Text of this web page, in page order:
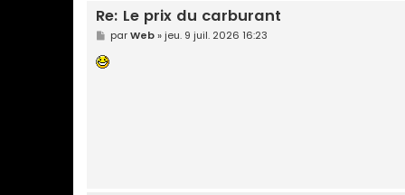
Re: Le prix du carburant
M
e
s
s
parWeb» jeu. 9 juil. 2026 16:23